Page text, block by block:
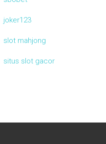
joker123
slot mahjong
situs slot gacor